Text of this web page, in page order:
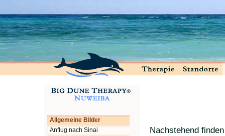
Nachstehend
Allgemeine Bilder
Anflug nach Sinai